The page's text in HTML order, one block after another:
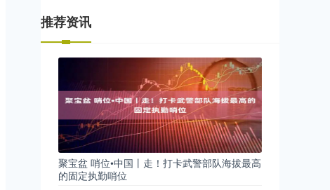
推荐资讯
聚宝盆 哨位•中国丨走！打卡武警部队海拔最高
的固定执勤哨位